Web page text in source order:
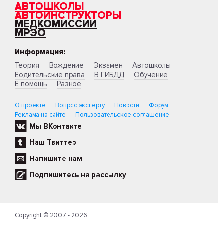
АВТОШКОЛЫ
АВТОИНСТРУКТОРЫ
МЕДКОМИССИИ
МРЭО
Информация:
Теория
Вождение Экзамен
Автошколы
Водительские права
В ГИБДД
Обучение
В помощь
Разное
О проекте Вопрос эксперту Новости
Форум
Реклама на сайте
Пользовательское соглашение
Мы ВКонтакте
Наш Твиттер
Напишите нам
Подпишитесь на рассылку
Copyright © 2007 - 2026